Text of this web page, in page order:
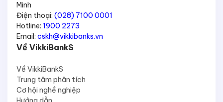
Minh
Điện thoại: (028) 7100 0001
Hotline: 1900 2273
Email: cskh@vikkibanks.vn
Về VikkiBankS
Về VikkiBankS
Trung tâm phân tích
Cơ hội nghề nghiệp